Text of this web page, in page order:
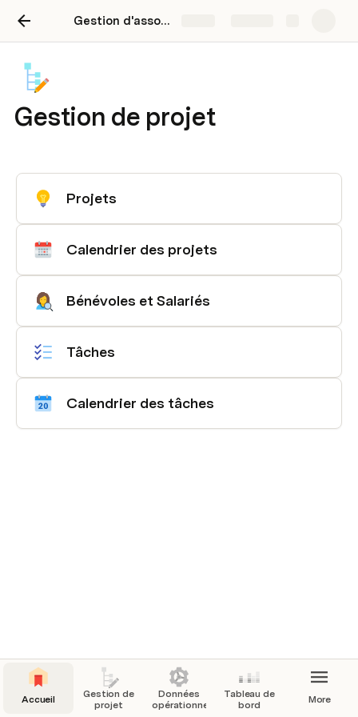
Gestion d'association - Partie 2
Gestion de projet
Projets
Calendrier des projets
Bénévoles et Salariés
Tâches
Calendrier des tâches
Accueil
Gestion de
projet
Données
opérationnelles
Tableau de
bord
More